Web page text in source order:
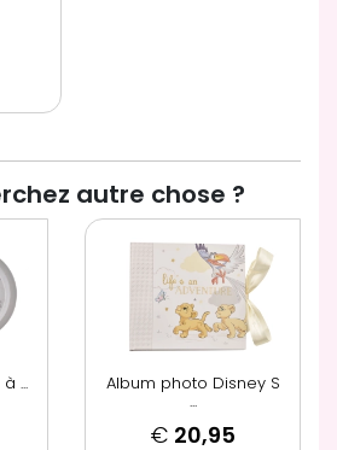
autre chose ?
... Album photo Disney S
...
€ 20,95